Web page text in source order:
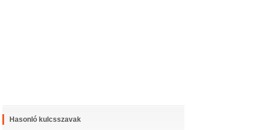
Hasonló kulcsszavak